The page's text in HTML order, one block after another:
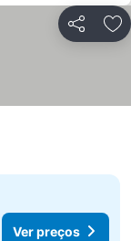
Partilhar
Ver preços